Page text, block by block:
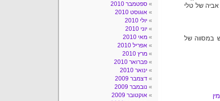
2009 כי אביה של טלי
במסווה של
מין
ספטמבר 2010
אוגוסט 2010
יולי 2010
יוני 2010
מאי 2010
אפריל 2010
מרץ 2010
פברואר 2010
ינואר 2010
דצמבר 2009
נובמבר 2009
אוקטובר 2009